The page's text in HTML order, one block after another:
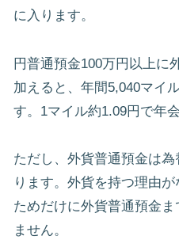
に入ります。
円普通預金100万円以上に
加えると、年間5,040マイ
す。1マイル約1.09円で年
ただし、外貨普通預金は
ります。外貨を持つ理由
ためだけに外貨普通預金
ません。